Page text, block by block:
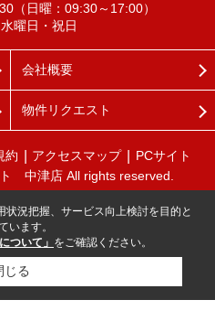
（日曜：09:30～17:00）
水曜日・祝日
会社概要
物件リクエスト
約 アクセスマップ
PCサイト
中津店 All rights reserved.
況把握、サービス向上検討を目的と
います。
ついて」 をご確認ください。
じる